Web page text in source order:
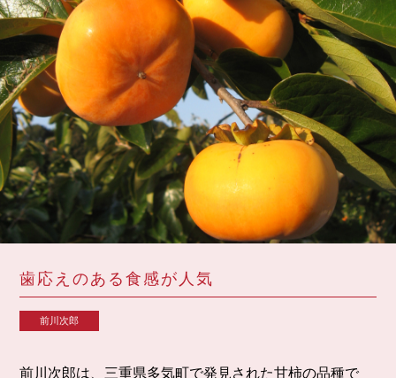
歯応えのある食感が人気
前川次郎
前川次郎は、三重県多気町で発見された甘柿の品種で